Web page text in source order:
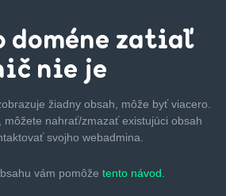
doméne zatiaľ
nie je
žiadny obsah, môže byťviacero.
môžete nahrať/zmazaťexistujúci obsah
svojho webadmina.
vám pomôže tento návod.